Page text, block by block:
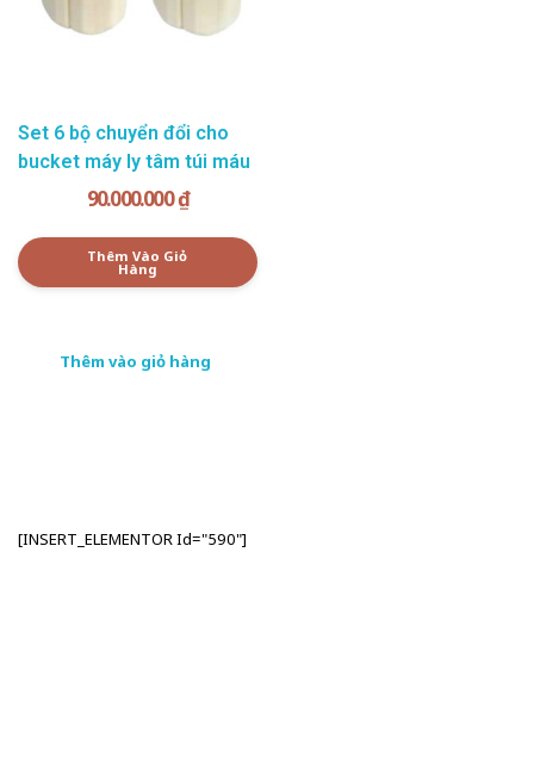
Set 6 bộ chuyển đổi cho
bucket máy ly tâm túi máu
90.000.000₫
Thêm Vào Giỏ
Hàng
Thêm vào giỏ hàng
[INSERT_ELEMENTOR Id="590"]